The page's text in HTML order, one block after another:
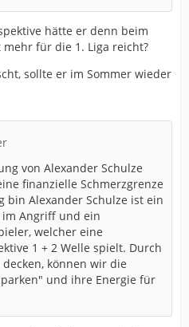
hätte er denn beim
für die 1. Liga reicht?
sollte er im Sommer wieder
von Alexander Schulze
finanzielle Schmerzgrenze
bin Alexander Schulze ist ein
Angriff und ein
welcher eine
1 + 2 Welle spielt. Durch
können wir die
und ihre Energie für